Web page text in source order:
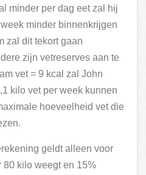
minder per dag eet zal hij
minder binnenkrijgen
zal dit tekort gaan
zijn vetreserves aan te
vet = 9 kcal zal John
kilo vet per week kunnen
hoeveelheid vet die
geldt alleen voor
80 kilo weegt en 15%